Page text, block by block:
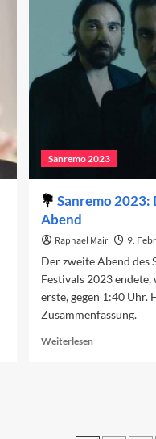
Sanremo 2023
Sanremo 2023:
Abend
Raphael Mair 9.
Der zweite Abend des
Festivals 2023 endete,
erste, gegen 1:40 Uhr.
Zusammenfassung.
Weiterlesen